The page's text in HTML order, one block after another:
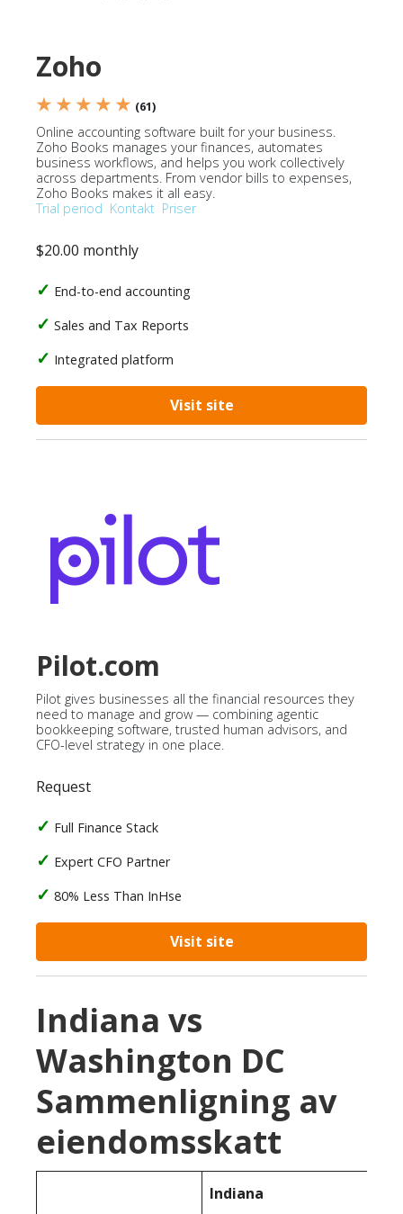
Zoho
★ ★ ★ ★ ★ (61)
Online accounting software built for your business.
Zoho Books manages your finances, automates
business workflows, and helps you work collectively
across departments. From vendor bills to expenses,
Zoho Books makes it all easy.
Trial period Kontakt Priser
$20.00 monthly
End-to-end accounting
Sales and Tax Reports
Integrated platform
Visit site
Pilot.com
Pilot gives businesses all the financial resources they
need to manage and grow — combining agentic
bookkeeping software, trusted human advisors, and
CFO-level strategy in one place.
Request
Full Finance Stack
Expert CFO Partner
80% Less Than InHse
Visit site
Indiana vs
Washington DC
Sammenligning av
eiendomsskatt
Indiana